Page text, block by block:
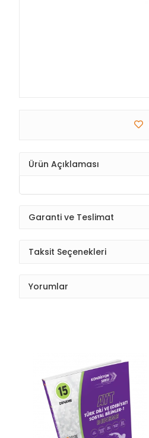
Ürün Açıklaması
Garanti ve Teslimat
Taksit Seçenekleri
Yorumlar